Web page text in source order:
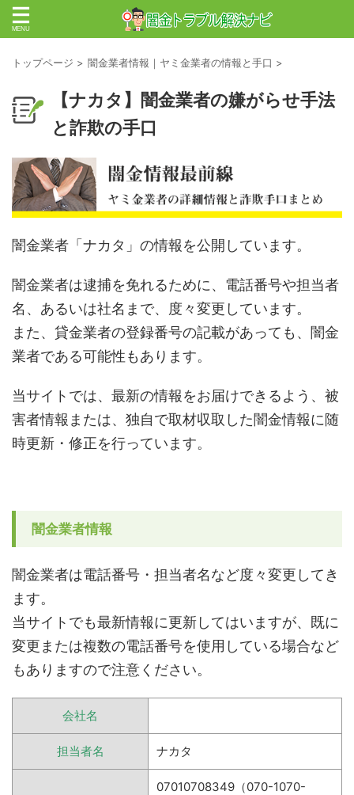
トップページ > 闇金業者情報｜ヤミ金業者の情報と手口 >
【ナカタ】闇金業者の嫌がらせ手法
と詐欺の手口
闇金業者「ナカタ」の情報を公開しています。
闇金業者は逮捕を免れるために、電話番号や担当者
名、あるいは社名まで、度々変更しています。
また、貸金業者の登録番号の記載があっても、闇金
業者である可能性もあります。
当サイトでは、最新の情報をお届けできるよう、被
害者情報または、独自で取材収取した闇金情報に随
時更新・修正を行っています。
闇金業者情報
闇金業者は電話番号・担当者名など度々変更してき
ます。
当サイトでも最新情報に更新してはいますが、既に
変更または複数の電話番号を使用している場合など
もありますので注意ください。
会社名
担当者名 ナカタ
07010708349（070-1070-